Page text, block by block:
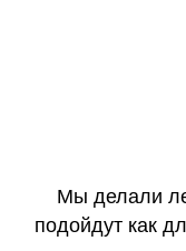
Мы делали
подойдут как